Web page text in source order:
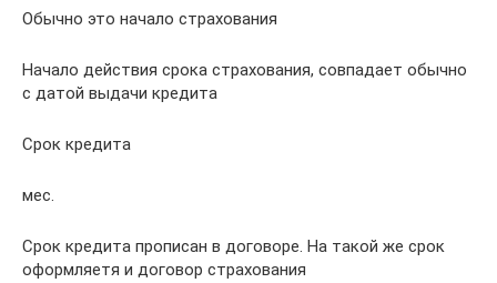
Обычно это начало страхования
Начало действия срока страхования, совпадает обычно
с датой выдачи кредита
Срок кредита
мес.
Срок кредита прописан в договоре. На такой же срок
оформляетя и договор страхования